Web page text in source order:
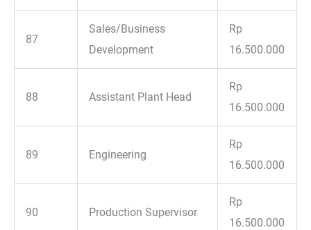
87
Sales/Business
Development
Rp
16.500.000
88 Assistant Plant Head
Rp
16.500.000
89 Engineering
Rp
16.500.000
90 Production Supervisor
Rp
16.500.000